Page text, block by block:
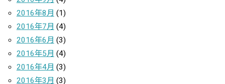
2016年8月 (1)
2016年7月 (4)
2016年6月 (3)
2016年5月 (4)
2016年4月 (3)
2016年3月 (3)